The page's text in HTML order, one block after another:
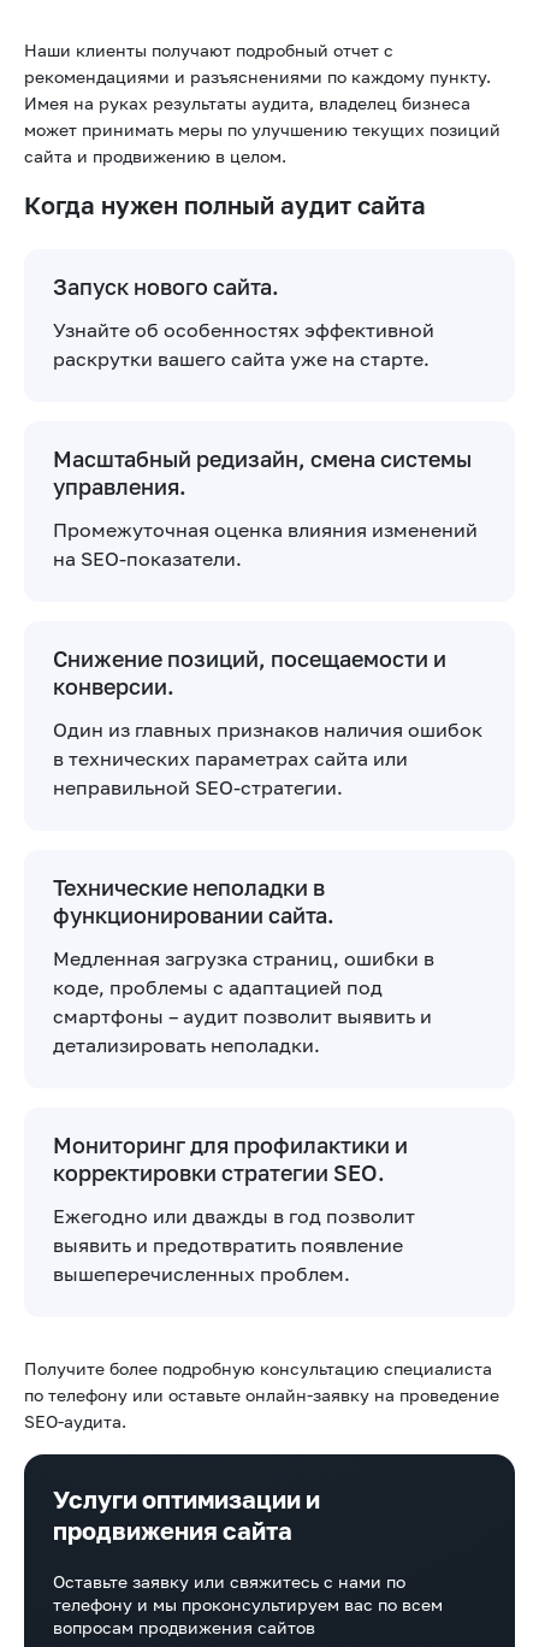
Наши клиенты получают подробный отчет с
рекомендациями и разъяснениями по каждому пункту.
Имея на руках результаты аудита, владелец бизнеса
может принимать меры по улучшению текущих позиций
сайта и продвижению в целом.
Когда нужен полный аудит сайта
Запуск нового сайта.
Узнайте об особенностях эффективной
раскрутки вашего сайта уже на старте.
Масштабный редизайн, смена системы
управления.
Промежуточная оценка влияния изменений
на SEO-показатели.
Снижение позиций, посещаемости и
конверсии.
Один из главных признаков наличия ошибок
в технических параметрах сайта или
неправильной SEO-стратегии.
Технические неполадки в
функционировании сайта.
Медленная загрузка страниц, ошибки в
коде, проблемы с адаптацией под
смартфоны – аудит позволит выявить и
детализировать неполадки.
Мониторинг для профилактики и
корректировки стратегии SEO.
Ежегодно или дважды в год позволит
выявить и предотвратить появление
вышеперечисленных проблем.
Получите более подробную консультацию специалиста
по телефону или оставьте онлайн-заявку на проведение
SEO-аудита.
Услуги оптимизации и
продвижения сайта
Оставьте заявку или свяжитесь с нами по
телефону и мы проконсультируем вас по всем
вопросам продвижения сайтов